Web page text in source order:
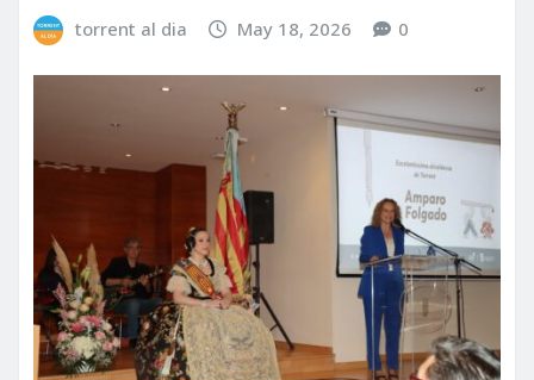
torrent al dia May 18, 2026 0